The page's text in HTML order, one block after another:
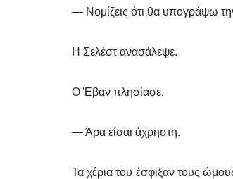
— Νομίζεις ότι θα υπογράψω
Η Σελέστ ανασάλεψε.
Ο Έβαν πλησίασε.
— Άρα είσαι άχρηστη.
Τα χέρια του έσφιξαν τους